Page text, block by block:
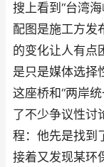
搜上看到“台湾
配图是施工方发
的变化让人有
是只是媒体选择
这座桥和“两岸
了不少争议性讨
程：他先是找到
接着又发现某环